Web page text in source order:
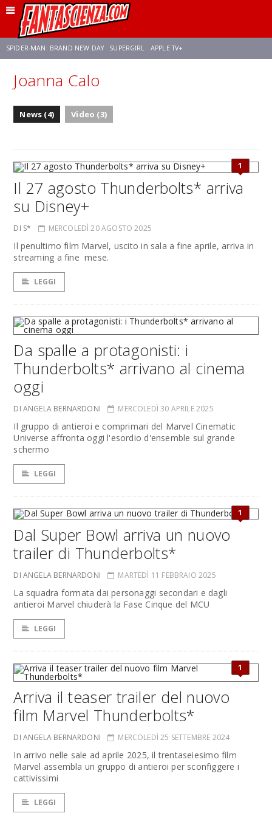
SPIDER-MAN: BRAND NEW DAY SUPERGIRL APPLE TV+
FRANCO RICCIARDIELLO ZENDAYA
Joanna Calo
News (4) Video (3)
1
Il 27 agosto Thunderbolts* arriva
su Disney+
DI S* MERCOLEDÌ 20 AGOSTO 2025
Il penultimo film Marvel, uscito in sala a fine aprile, arriva in
streaming a fine mese.
LEGGI
Da spalle a protagonisti: i
Thunderbolts* arrivano al cinema
oggi
DI ANGELA BERNARDONI MERCOLEDÌ 30 APRILE 2025
Il gruppo di antieroi e comprimari del Marvel Cinematic
Universe affronta oggi l'esordio d'ensemble sul grande
schermo
LEGGI
1
Dal Super Bowl arriva un nuovo
trailer di Thunderbolts*
DI ANGELA BERNARDONI MARTEDÌ 11 FEBBRAIO 2025
La squadra formata dai personaggi secondari e dagli
antieroi Marvel chiuderà la Fase Cinque del MCU
LEGGI
1
Arriva il teaser trailer del nuovo
film Marvel Thunderbolts*
DI ANGELA BERNARDONI MERCOLEDÌ 25 SETTEMBRE 2024
In arrivo nelle sale ad aprile 2025, il trentaseiesimo film
Marvel assembla un gruppo di antieroi per sconfiggere i
cattivissimi
LEGGI